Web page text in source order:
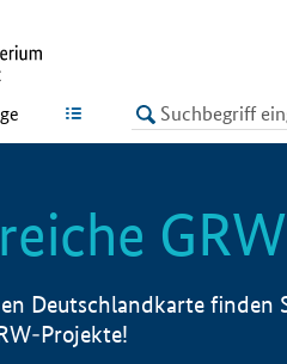
LISTE
Deutschlandkarte finden
Projekte!